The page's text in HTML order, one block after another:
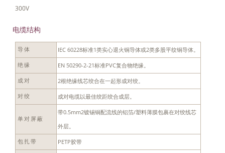
300V
电缆结构
导体 IEC 60228标准1类实心退火铜导体或2类多股平纹铜导体。
绝缘 EN 50290-2-21标准PVC复合物绝缘。
成对 2根绝缘线芯绞合在一起形成对绞。
对绞 成对电缆以最佳绞距绞合成层。
单对屏蔽
带0.5mm2镀锡铜配流线的铝箔/塑料薄膜包裹在对绞线芯
外层。
包扎带 PETP胶带